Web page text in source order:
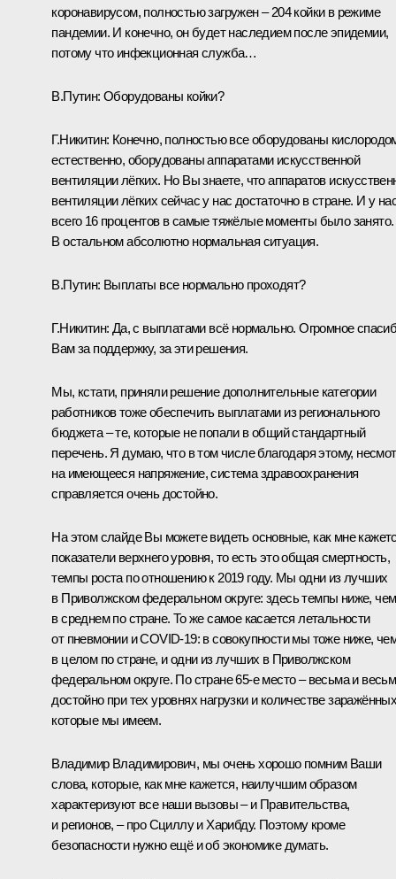
коронавирусом, полностью загружен – 204 койки в режиме
пандемии. И конечно, он будет наследием после эпидемии,
потому что инфекционная служба…
В.Путин: Оборудованы койки?
Г.Никитин: Конечно, полностью все оборудованы
естественно, оборудованы аппаратами искусственной
вентиляции лёгких. Но Вы знаете, что аппаратов
вентиляции лёгких сейчас у нас достаточно в стране. И у
всего 16 процентов в самые тяжёлые моменты было занято.
В остальном абсолютно нормальная ситуация.
В.Путин: Выплаты все нормально проходят?
Г.Никитин: Да, с выплатами всё нормально. Огромное
Вам за поддержку, за эти решения.
Мы, кстати, приняли решение дополнительные категории
работников тоже обеспечить выплатами из регионального
бюджета – те, которые не попали в общий стандартный
перечень. Я думаю, что в том числе благодаря этому,
на имеющееся напряжение, система здравоохранения
справляется очень достойно.
На этом слайде Вы можете видеть основные, как мне
показатели верхнего уровня, то есть это общая смертность,
темпы роста по отношению к 2019 году. Мы одни из лучших
в Приволжском федеральном округе: здесь темпы ниже, чем
в среднем по стране. То же самое касается летальности
от пневмонии и COVID-19: в совокупности мы тоже ниже,
в целом по стране, и одни из лучших в Приволжском
федеральном округе. По стране 65-е место – весьма и
достойно при тех уровнях нагрузки и количестве
которые мы имеем.
Владимир Владимирович, мы очень хорошо помним Ваши
слова, которые, как мне кажется, наилучшим образом
характеризуют все наши вызовы – и Правительства,
и регионов, – про Сциллу и Харибду. Поэтому кроме
безопасности нужно ещё и об экономике думать.